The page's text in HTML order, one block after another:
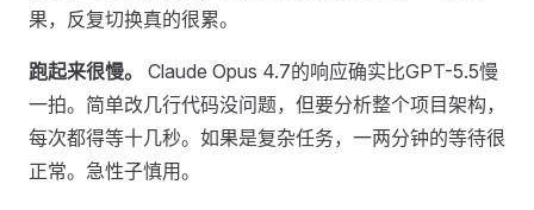
果，反复切换真的很累。
跑起来很慢。
Claude Opus 4.7的响应确实比GPT-5.5慢
一拍。简单改几行代码没问题，但要分析整个项目架构，
每次都得等十几秒。如果是复杂任务，一两分钟的等待很
正常。急性子慎用。